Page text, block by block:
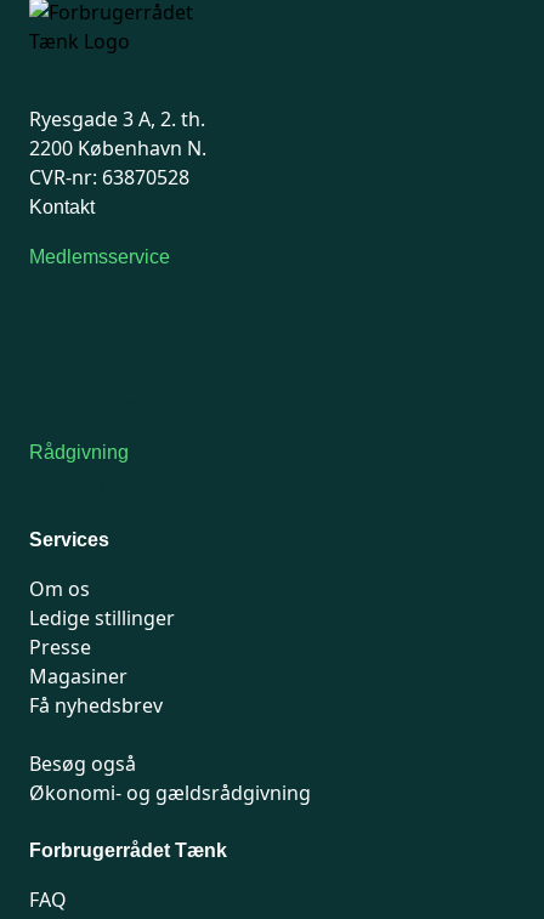
Ryesgade 3 A, 2. th.
2200 København N.
CVR-nr: 63870528
Kontakt
Medlemsservice
Rådgivning
Services
Om os
Ledige stillinger
Presse
Magasiner
Få nyhedsbrev
Besøg også
Økonomi- og gældsrådgivning
Forbrugerrådet Tænk
FAQ